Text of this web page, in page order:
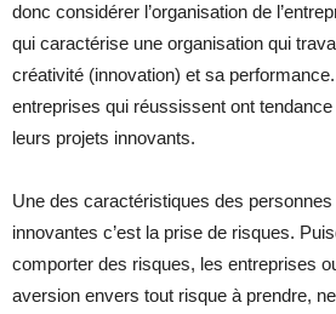
donc considérer l’organisation de
qui caractérise une organisation qui
créativité (innovation) et sa
entreprises qui réussissent ont
leurs projets innovants.
Une des caractéristiques des
innovantes c’est la prise de risques.
comporter des risques, les entreprises
aversion envers tout risque à prendre,